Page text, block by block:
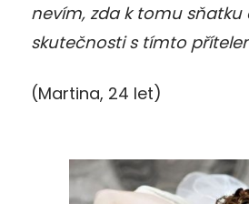
nevím, zda k tomu sňatku
skutečnosti s tímto
(Martina, 24 let)